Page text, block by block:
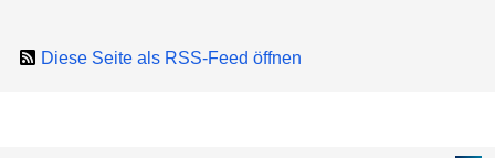
Diese Seite als RSS-Feed öffnen